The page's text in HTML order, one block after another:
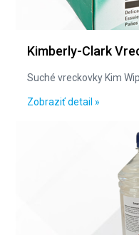
Kimberly-Clark
Suché vreckovky Kim
Zobraziť detail »